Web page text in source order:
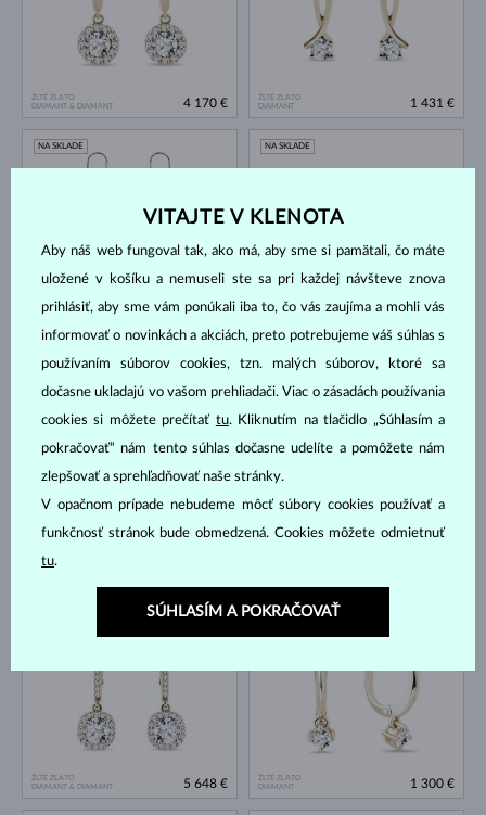
ŽLTÉ ZLATO
DIAMANT & DIAMANT
4 170 €
ŽLTÉ ZLATO
DIAMANT
1 431 €
DIAMANT
NA SKLADE
1 387 €
DIAMANT & DIAMANT
NA SKLADE
2 909 €
DIAMANT & DIAMANT
NA SKLADE NA SKLADE
ŽLTÉ ZLATO
DIAMANT & DIAMANT
5 648 €
ŽLTÉ ZLATO
DIAMANT
NA SKLADE
1 300 €
VITAJTE V KLENOTA
Aby náš web fungoval tak, ako má, aby sme si pamätali, čo máte
uložené v košíku a nemuseli ste sa pri každej návšteve znova
prihlásiť, aby sme vám ponúkali iba to, čo vás zaujíma a mohli vás
informovať o novinkách a akciách, preto potrebujeme váš súhlas s
používaním súborov cookies, tzn. malých súborov, ktoré sa
dočasne ukladajú vo vašom prehliadači. Viac o zásadách používania
cookies si môžete prečítať tu. Kliknutím na tlačidlo „Súhlasím a
pokračovať“ nám tento súhlas dočasne udelíte a pomôžete nám
zlepšovať a sprehľadňovať naše stránky.
V opačnom prípade nebudeme môcť súbory cookies používať a
funkčnosť stránok bude obmedzená. Cookies môžete odmietnuť
tu.
SÚHLASÍM A POKRAČOVAŤ